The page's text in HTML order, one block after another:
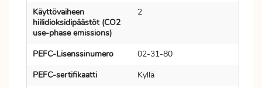
Käyttövaiheen
hiilidioksidipäästöt (CO2
use-phase emissions)
2
PEFC-Lisenssinumero
02-31-80
PEFC-sertifikaatti
Kyllä